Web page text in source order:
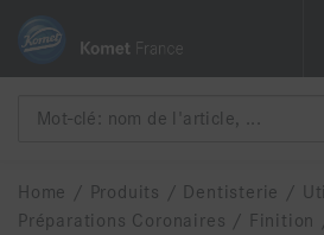
Home / Produits / Dentisterie /
Préparations Coronaires / Finition